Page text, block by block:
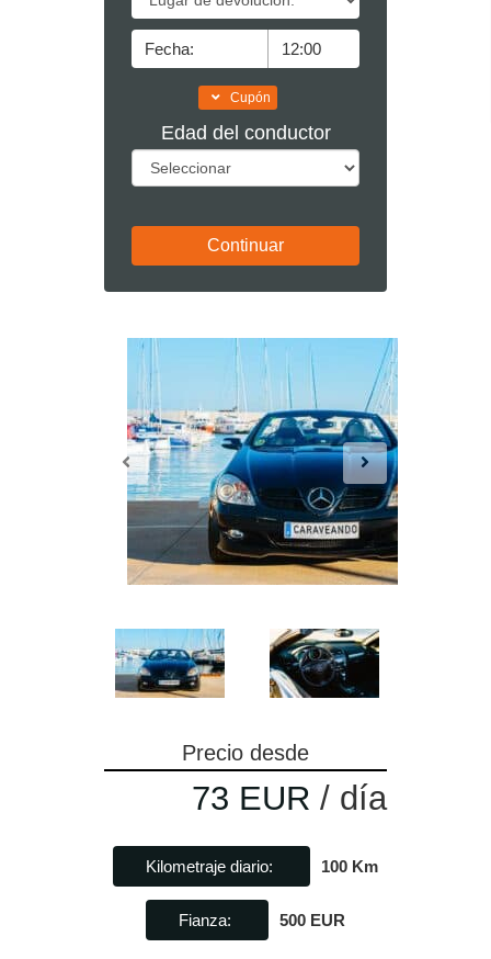
Cupón
Edad del conductor
Precio desde
73 EUR/ día
Kilometraje diario: 100 Km
Fianza: 500 EUR